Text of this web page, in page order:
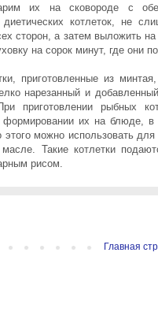
их на сковороде с
диетических котлеток, не
сторон, а затем выложить
на сорок минут, где они
приготовленные из
нарезанный и
приготовлении рыбных
формировании их на блюде, в
можно использовать
Такие котлетки
рисом.
Главная